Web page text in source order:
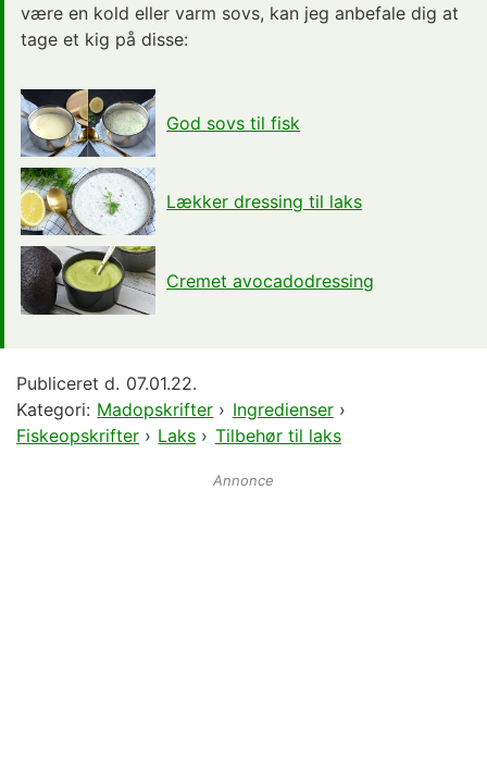
være en kold eller varm sovs, kan jeg anbefale dig at
tage et kig på disse:
God sovs til fisk
Lækker dressing til laks
Cremet avocadodressing
Publiceret d. 07.01.22.
Kategori: Madopskrifter › Ingredienser›
Fiskeopskrifter › Laks › Tilbehør til laks
Annonce